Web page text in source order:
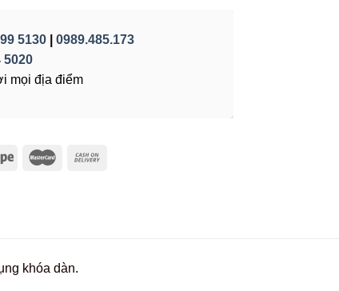
5130
0989.485.173
5020
mọi địa điểm
khóa dàn.